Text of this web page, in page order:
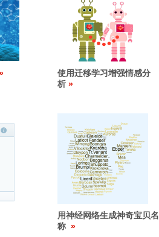
使用迁移学习增强情感分
析
用神经网络生成神奇宝贝名
称